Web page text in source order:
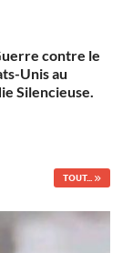
contre le
Unis au
Silencieuse.
TOUT...